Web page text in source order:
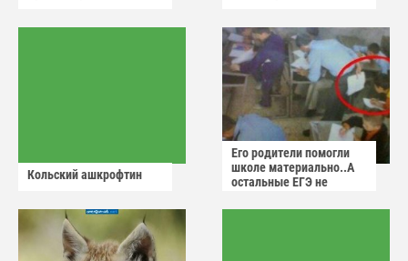
Кольский ашкрофтин
Его родители помогли
школе материально..А
остальные ЕГЭ не